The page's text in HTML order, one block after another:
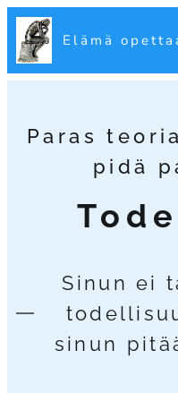
Elämä
Paras
pidä
Sinun ei
sinun